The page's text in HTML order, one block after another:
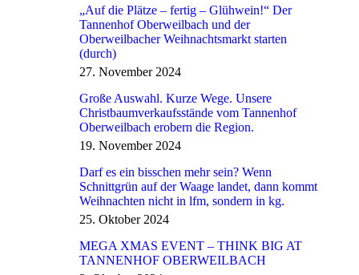
„Auf die Plätze – fertig – Glühwein!“ Der
Tannenhof Oberweilbach und der
Oberweilbacher Weihnachtsmarkt starten
(durch)
27. November 2024
Große Auswahl. Kurze Wege. Unsere
Christbaumverkaufsstände vom Tannenhof
Oberweilbach erobern die Region.
19. November 2024
Darf es ein bisschen mehr sein? Wenn
Schnittgrün auf der Waage landet, dann kommt
Weihnachten nicht in lfm, sondern in kg.
25. Oktober 2024
MEGA XMAS EVENT – THINK BIG AT
TANNENHOF OBERWEILBACH